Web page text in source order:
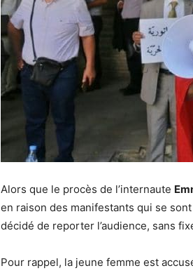
Alors que le procès de l’internaute
en raison des manifestants qui se
décidé de reporter l’audience, sans
Pour rappel, la jeune femme est